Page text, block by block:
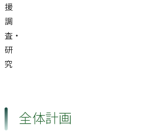
援
調
査・
研
究
全体計画